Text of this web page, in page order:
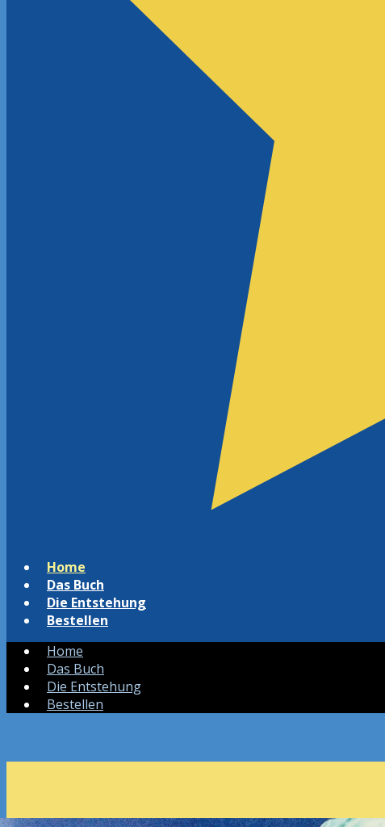
Home
Das Buch
Die Entstehung
Bestellen
Home
Das Buch
Die Entstehung
Bestellen